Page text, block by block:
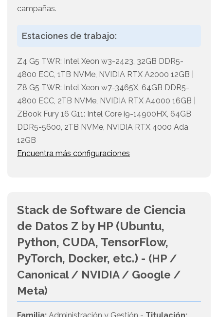
campañas.
Estaciones de trabajo:
Z4 G5 TWR: Intel Xeon w3-2423, 32GB DDR5-
4800 ECC, 1TB NVMe, NVIDIA RTX A2000 12GB |
Z8 G5 TWR: Intel Xeon w7-3465X, 64GB DDR5-
4800 ECC, 2TB NVMe, NVIDIA RTX A4000 16GB |
ZBook Fury 16 G11: Intel Core i9-14900HX, 64GB
DDR5-5600, 2TB NVMe, NVIDIA RTX 4000 Ada
12GB
Encuentra más configuraciones
Stack de Software de Ciencia
de Datos Z by HP (Ubuntu,
Python, CUDA, TensorFlow,
PyTorch, Docker, etc.) - (HP /
Canonical / NVIDIA / Google /
Meta)